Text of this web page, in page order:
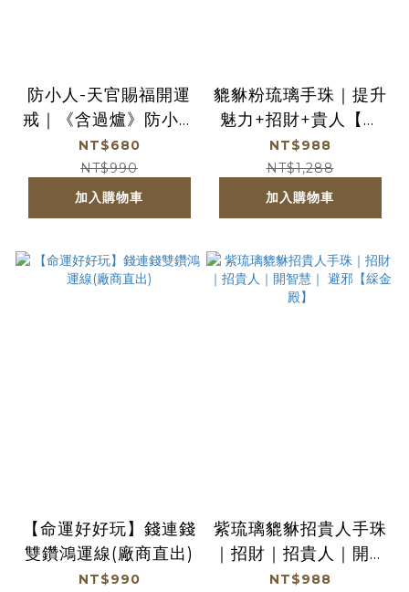
防小人-天官賜福開運
戒｜《含過爐》防小人
｜迎貴人【綵金殿】
NT$680
NT$990
加入購物車
貔貅粉琉璃手珠｜提升
魅力+招財+貴人【綵
金殿】
NT$988
NT$1,288
加入購物車
【命運好好玩】錢連錢
雙鑽鴻運線(廠商直出)
NT$990
紫琉璃貔貅招貴人手珠
｜招財｜招貴人｜開智
慧｜ 避邪【綵金殿】
NT$988